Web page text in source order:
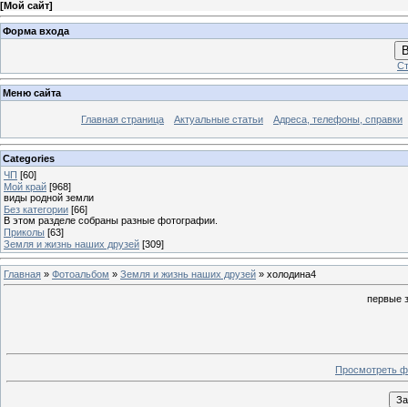
[Мой сайт]
Форма входа
Меню сайта
Главная страница Актуальные статьи Адреса, телефоны, справки
Categories
ЧП [60]
Мой край [968]
виды родной земли
Без категории [66]
В этом разделе собраны разные фотографии.
Приколы [63]
Земля и жизнь наших друзей [309]
Главная » Фотоальбом » Земля и жизнь наших друзей » холодина4
первые
Просмотреть